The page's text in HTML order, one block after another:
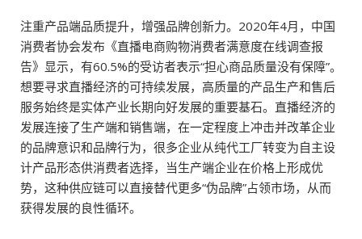
注重产品端品质提升，增强品牌创新力。2020年4月，中国
消费者协会发布《直播电商购物消费者满意度在线调查报
告》显示，有60.5%的受访者表示“担心商品质量没有保障”。
想要寻求直播经济的可持续发展，高质量的产品生产和售后
服务始终是实体产业长期向好发展的重要基石。直播经济的
发展连接了生产端和销售端，在一定程度上冲击并改革企业
的品牌意识和品牌行为，很多企业从纯代工厂转变为自主设
计产品形态供消费者选择，当生产端企业在价格上形成优
势，这种供应链可以直接替代更多“伪品牌”占领市场，从而
获得发展的良性循环。